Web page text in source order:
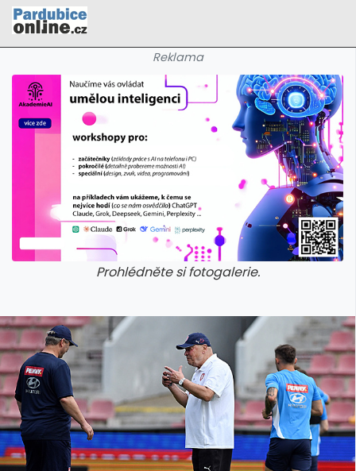
Reklama
Prohlédněte si fotogalerie.